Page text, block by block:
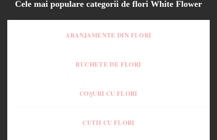
Cele mai populare categorii de flori White Flower
ARANJAMENTE DIN FLORI
BUCHETE DE FLORI
COȘURI CU FLORI
CUTII CU FLORI